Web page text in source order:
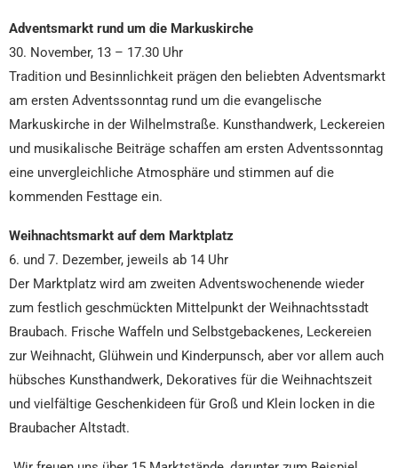
Adventsmarkt rund um die Markuskirche
30. November, 13 – 17.30 Uhr
Tradition und Besinnlichkeit prägen den beliebten Adventsmarkt
am ersten Adventssonntag rund um die evangelische
Markuskirche in der Wilhelmstraße. Kunsthandwerk, Leckereien
und musikalische Beiträge schaffen am ersten Adventssonntag
eine unvergleichliche Atmosphäre und stimmen auf die
kommenden Festtage ein.
Weihnachtsmarkt auf dem Marktplatz
6. und 7. Dezember, jeweils ab 14 Uhr
Der Marktplatz wird am zweiten Adventswochenende wieder
zum festlich geschmückten Mittelpunkt der Weihnachtsstadt
Braubach. Frische Waffeln und Selbstgebackenes, Leckereien
zur Weihnacht, Glühwein und Kinderpunsch, aber vor allem auch
hübsches Kunsthandwerk, Dekoratives für die Weihnachtszeit
und vielfältige Geschenkideen für Groß und Klein locken in die
Braubacher Altstadt.